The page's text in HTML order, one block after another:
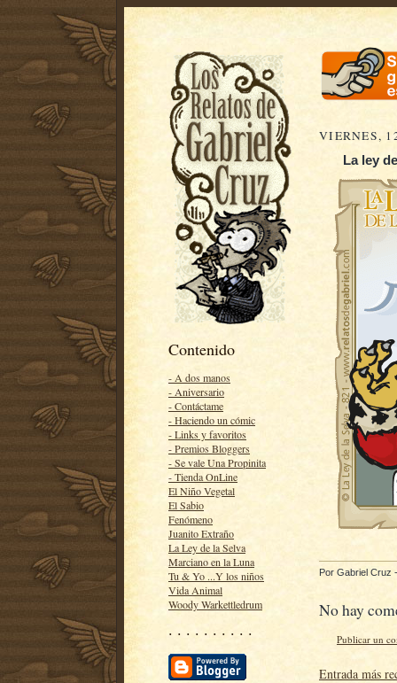
Contenido
- A dos manos
- Aniversario
- Contáctame
- Haciendo un cómic
- Links y favoritos
- Premios Bloggers
- Se vale Una Propinita
- Tienda OnLine
El Niño Vegetal
El Sabio
Fenómeno
Juanito Extraño
La Ley de la Selva
Marciano en la Luna
Tu & Yo ...Y los niños
Vida Animal
Woody Warkettledrum
· · · · · · · · · ·
VIERNES,
La ley
Por Gabriel Cruz
No hay
Publicar un
Entrada más